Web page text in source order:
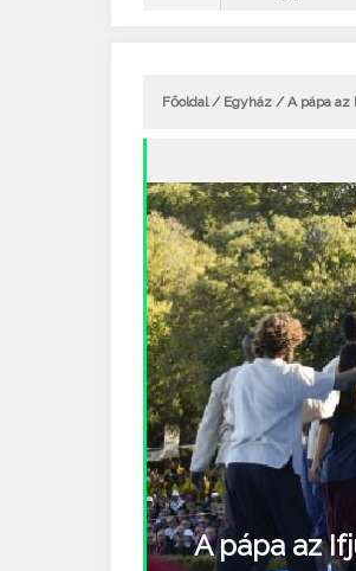
Főoldal/ Egyház / A pápa az
A pápa az